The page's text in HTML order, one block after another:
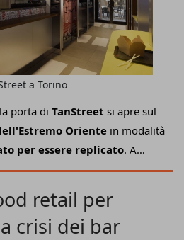
la porta di TanStreet si apre sul
Oriente in modalità
per essere replicato. A
quell’energia caotica e
delle grandi città
metallici, fino a un bagno
sorprendente e ironico,
a Torino
retail per
crisi dei bar